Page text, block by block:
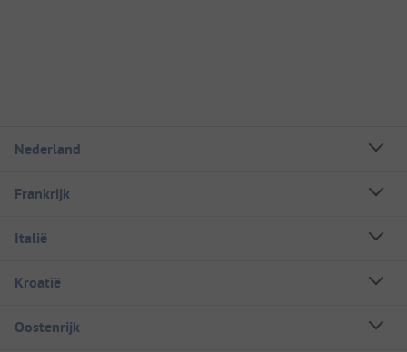
Nederland
Frankrijk
Italië
Kroatië
Oostenrijk